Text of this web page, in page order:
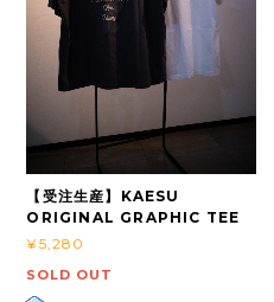
【受注生産】KAESU
ORIGINAL GRAPHIC TEE
¥5,280
SOLD OUT